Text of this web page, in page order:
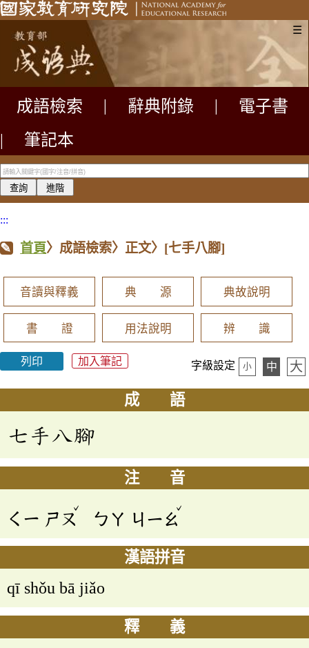
☰
成語檢索 辭典附錄
電子書
|
筆記本
:::
首頁〉成語檢索〉正文〉 [七手八腳]
音讀與釋義 典 源 典故說明
書 證 用法說明 辨 識
列印 加入筆記 字級設定 小 中 大
成 語
七手八腳
注 音
ㄑㄧ ㄕㄡ
ˇ
ㄅㄚ ㄐㄧㄠ
ˇ
漢語拼音
qī shǒu bā jiǎo
釋 義